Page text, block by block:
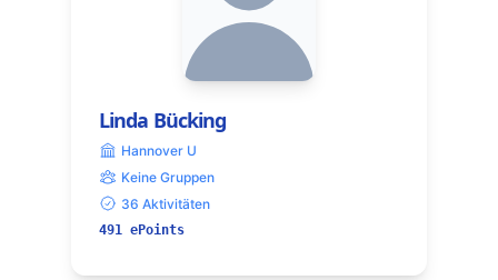
Linda Bücking
Hannover U
Keine Gruppen
36 Aktivitäten
491 ePoints